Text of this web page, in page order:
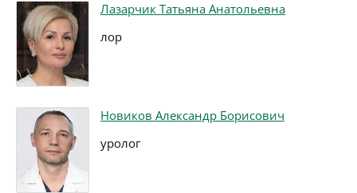
Лазарчик Татьяна Анатольевна
лор
Новиков Александр Борисович
уролог